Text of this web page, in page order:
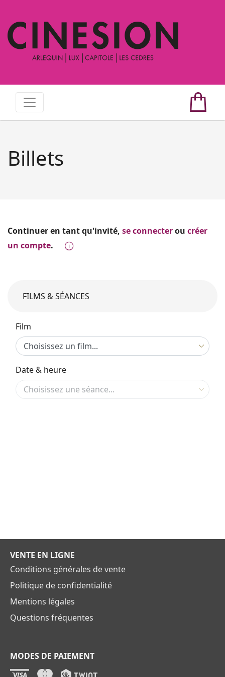
Billets
Continuer en tant qu'invité, se connecterou créer
un compte.
FILMS & SÉANCES
Film
Date & heure
VENTE EN LIGNE
Conditions générales de vente
Politique de confidentialité
Mentions légales
Questions fréquentes
MODES DE PAIEMENT